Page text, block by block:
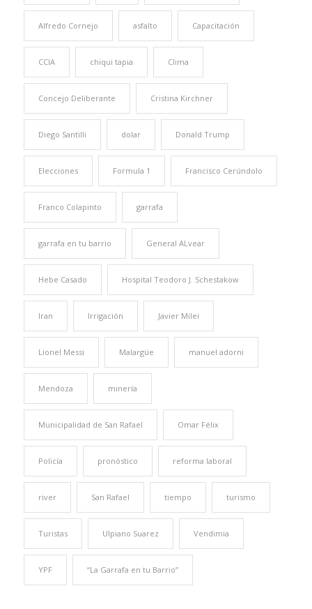
Alfredo Cornejo asfalto Capacitación
CCIA chiqui tapia Clima
Concejo Deliberante Cristina Kirchner
Diego Santilli dolar Donald Trump
Elecciones Formula 1 Francisco Cerúndolo
Franco Colapinto garrafa
garrafa en tu barrio General ALvear
Hebe Casado Hospital Teodoro J. Schestakow
Iran Irrigación Javier Milei
Lionel Messi Malargüe manuel adorni
Mendoza minería
Municipalidad de San Rafael Omar Félix
Policía pronóstico reforma laboral
river San Rafael tiempo turismo
Turistas Ulpiano Suarez Vendimia
YPF “La Garrafa en tu Barrio”